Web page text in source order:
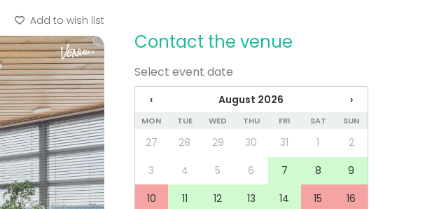
Add to wish list
Contact the venue
Select event date
‹ August 2026 ›
MON TUE WED THU FRI SAT SUN
27 28 29 30 31 1
2
3
4 5 6 7 8
9
10
11 12 13 14 15
16